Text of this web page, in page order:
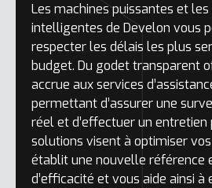
Les machines puissantes et
intelligentes de Develon vous
respecter les délais les plus
budget. Du godet transparent
accrue aux services
permettant d’assurer une
réel et d’effectuer un entretien
solutions visent à optimiser
établit une nouvelle référence
d’efficacité et vous aide ainsi à